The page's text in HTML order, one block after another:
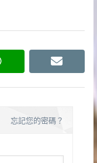
whatsapp email
忘記您的密碼？